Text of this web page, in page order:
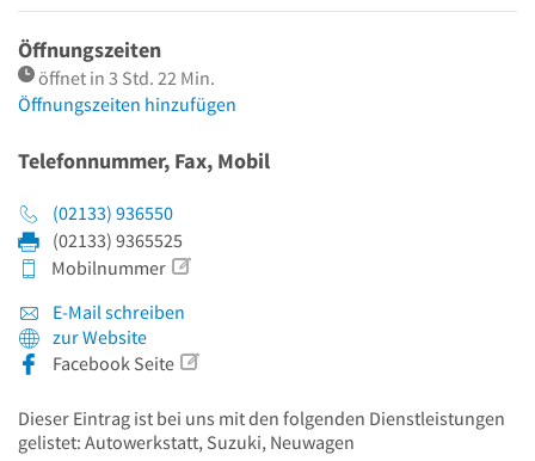
Öffnungszeiten
öffnet in 3 Std. 22 Min.
Öffnungszeiten hinzufügen
Telefonnummer, Fax, Mobil
(02133) 936550
(02133) 9365525
Mobilnummer
E-Mail schreiben
zur Website
Facebook Seite
Dieser Eintrag ist bei uns mit den folgenden Dienstleistungen
gelistet: Autowerkstatt, Suzuki, Neuwagen